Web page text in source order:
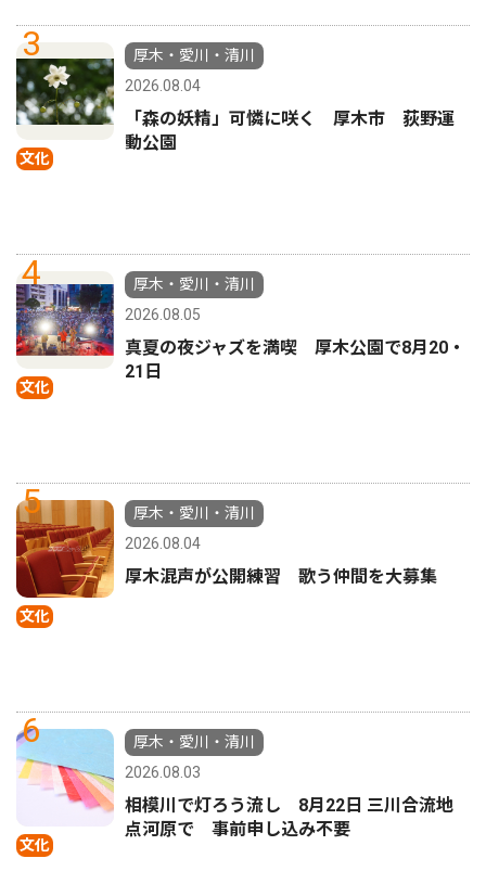
3
文化
厚木・愛川・清川
2026.08.04
「森の妖精」可憐に咲く 厚木市 荻野運
動公園
4
文化
厚木・愛川・清川
2026.08.05
真夏の夜ジャズを満喫 厚木公園で8月20・
21日
5
文化
厚木・愛川・清川
2026.08.04
厚木混声が公開練習 歌う仲間を大募集
6
文化
厚木・愛川・清川
2026.08.03
相模川で灯ろう流し 8月22日 三川合流地
点河原で 事前申し込み不要